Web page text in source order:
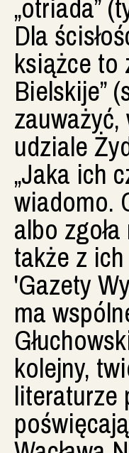
„otriada”
Dla
książce to
Bielskije”
udziale
„Jaka ich
wiadomo.
albo
także z
'Gazety
ma
kolejny,
literaturze